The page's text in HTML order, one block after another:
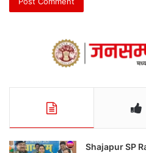
Shajapur SP